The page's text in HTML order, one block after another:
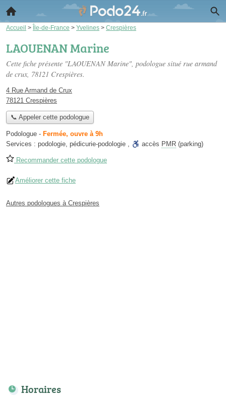
Accueil > Île-de-France > Yvelines > Crespières
LAOUENAN Marine
Cette fiche présente "LAOUENAN Marine", podologue situé rue armand
de crux, 78121 Crespières.
4 Rue Armand de Crux
78121 Crespières
📞 Appeler cette podologue
Podologue - Fermée, ouvre à 9h
Services : podologie, pédicurie-podologie , accès PMR (parking)
Recommander cette podologue
Améliorer cette fiche
Autres podologues à Crespières
Horaires